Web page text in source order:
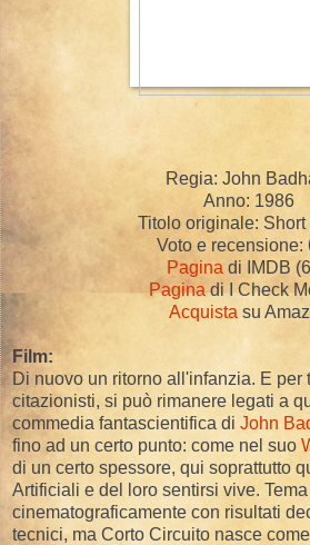
Regia: John
Anno: 1986
Titolo originale: Short
Voto e recensione:
Pagina di IMDB
Paginadi I Check
Acquista su
Film:
Di nuovo un ritorno all'infanzia. E per
citazionisti, si può rimanere legati a
commedia fantascientifica di John
fino ad un certo punto: come nel suo
di un certo spessore, qui soprattutto
Artificiali e del loro sentirsi vive.
cinematograficamente con risultati
tecnici, ma Corto Circuito nasce